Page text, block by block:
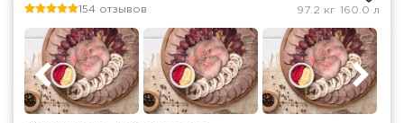
154 отзывов 97.2 кг 160.0 л